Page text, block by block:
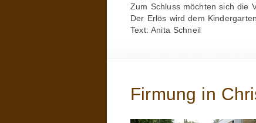
Zum Schluss möchten sich die
Der Erlös wird dem
Text: Anita Schneil
Firmung in